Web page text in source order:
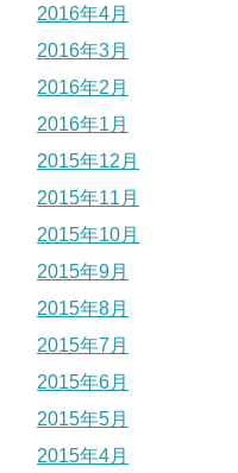
2016年4月
2016年3月
2016年2月
2016年1月
2015年12月
2015年11月
2015年10月
2015年9月
2015年8月
2015年7月
2015年6月
2015年5月
2015年4月